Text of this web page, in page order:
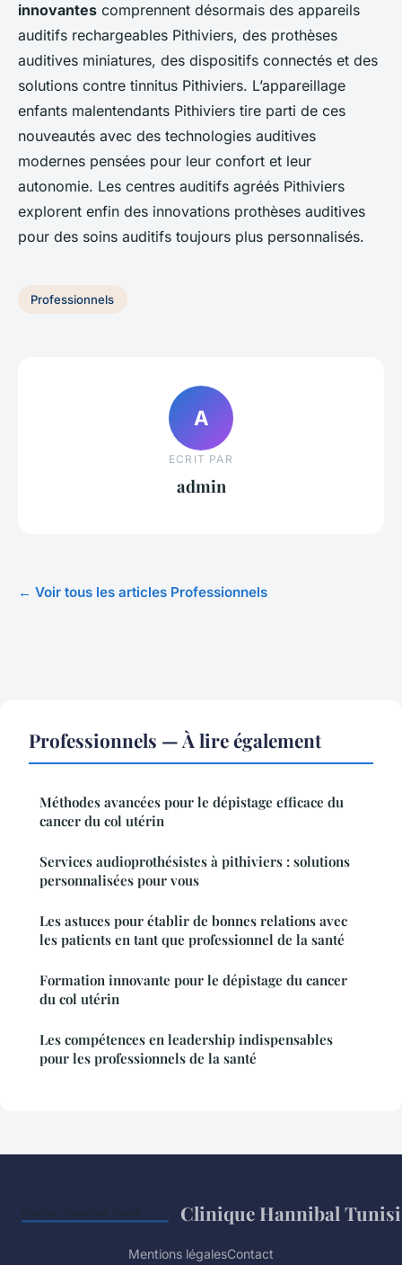
innovantes comprennent désormais des appareils
auditifs rechargeables Pithiviers, des prothèses
auditives miniatures, des dispositifs connectés et des
solutions contre tinnitus Pithiviers. L’appareillage
enfants malentendants Pithiviers tire parti de ces
nouveautés avec des technologies auditives
modernes pensées pour leur confort et leur
autonomie. Les centres auditifs agréés Pithiviers
explorent enfin des innovations prothèses auditives
pour des soins auditifs toujours plus personnalisés.
Professionnels
A
ECRIT PAR
admin
← Voir tous les articles Professionnels
Professionnels — À lire également
Méthodes avancées pour le dépistage efficace du
cancer du col utérin
Services audioprothésistes à pithiviers : solutions
personnalisées pour vous
Les astuces pour établir de bonnes relations avec
les patients en tant que professionnel de la santé
Formation innovante pour le dépistage du cancer
du col utérin
Les compétences en leadership indispensables
pour les professionnels de la santé
Clinique Hannibal
Mentions légalesContact